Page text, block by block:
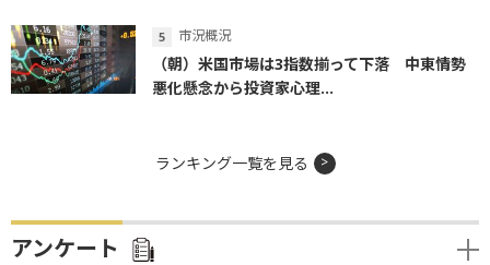
市況概況
（朝）米国市場は3指数揃って下落 中東情勢
悪化懸念から投資家心理...
ランキング一覧を見る
アンケート